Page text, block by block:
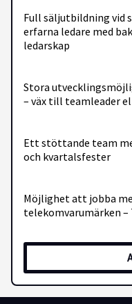
Full säljutbildning vid
erfarna ledare med
ledarskap
Stora
– väx till teamleader
Ett stöttande team
och kvartalsfester
Möjlighet att jobba
telekomvarumärken –
? Din roll som säljare:
runtomkring
där ni träffar både
personliga möten.